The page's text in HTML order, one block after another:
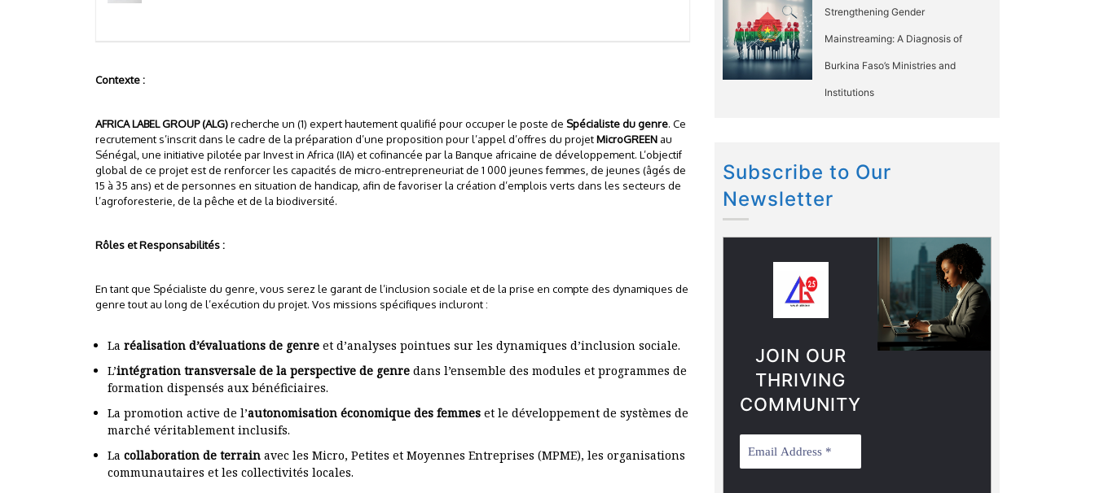
Contexte :
AFRICA LABEL GROUP (ALG)recherche un (1) expert hautement qualifié pour occuper le poste de Spécialiste du genre. Ce
recrutement s’inscrit dans le cadre de la préparation d’une proposition pour l’appel d’offres du projetMicroGREEN au
Sénégal, une initiative pilotée par Invest in Africa (IIA) et cofinancée par la Banque africaine de développement. L’objectif
global de ce projet est de renforcer les capacités de micro-entrepreneuriat de 1 000 jeunes femmes, de jeunes (âgés de
15 à 35 ans) et de personnes en situation de handicap, afin de favoriser la création d’emplois verts dans les secteurs de
l’agroforesterie, de la pêche et de la biodiversité.
Rôles et Responsabilités :
En tant que Spécialiste du genre, vous serez le garant de l’inclusion sociale et de la prise en compte des dynamiques de
genre tout au long de l’exécution du projet. Vos missions spécifiques incluront :
La réalisation d’évaluations de genre et d’analyses pointues sur les dynamiques d’inclusion sociale.
L’intégration transversale de la perspective de genre dans l’ensemble des modules et programmes de
formation dispensés aux bénéficiaires.
La promotion active de l’autonomisation économique des femmes et le développement de systèmes de
marché véritablement inclusifs.
La collaboration de terrain avec les Micro, Petites et Moyennes Entreprises (MPME), les organisations
communautaires et les collectivités locales.
Strengthening Gender
Mainstreaming: A Diagnosis of
Burkina Faso’s Ministries and
Institutions
Subscribe to Our
Newsletter
JOIN OUR
THRIVING
COMMUNITY